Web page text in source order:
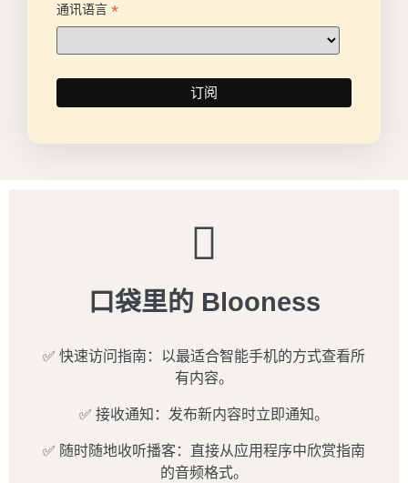
通讯语言 *
口袋里的 Blooness
✅ 快速访问指南：以最适合智能手机的方式查看所
有内容。
✅ 接收通知：发布新内容时立即通知。
✅ 随时随地收听播客：直接从应用程序中欣赏指南
的音频格式。